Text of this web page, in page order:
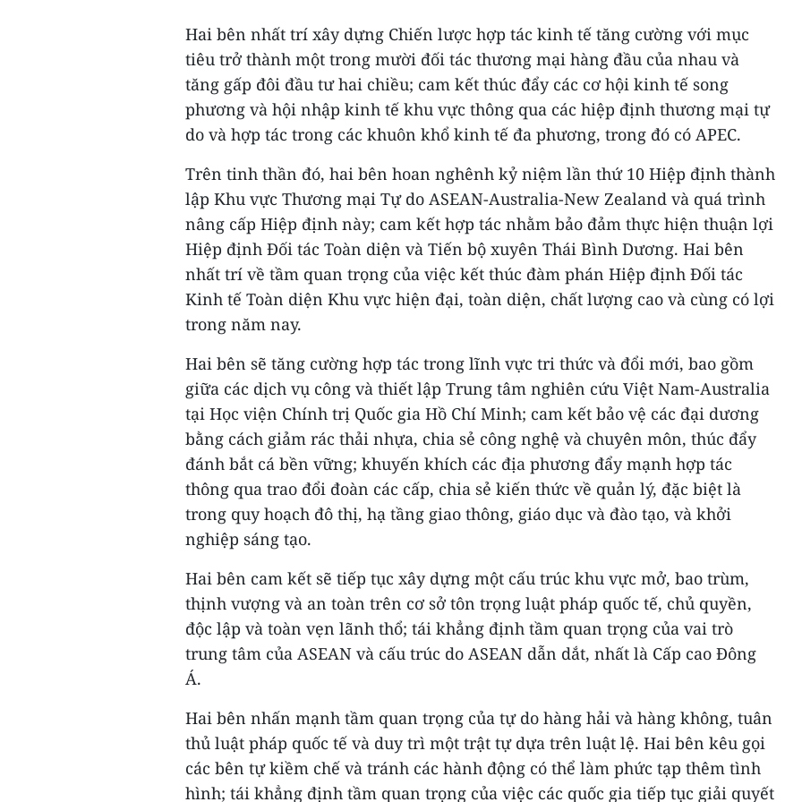
Hai bên nhất trí xây dựng Chiến lược hợp tác kinh tế tăng cường với mục
tiêu trở thành một trong mười đối tác thương mại hàng đầu của nhau và
tăng gấp đôi đầu tư hai chiều; cam kết thúc đẩy các cơ hội kinh tế song
phương và hội nhập kinh tế khu vực thông qua các hiệp định thương mại tự
do và hợp tác trong các khuôn khổ kinh tế đa phương, trong đó có APEC.
Trên tinh thần đó, hai bên hoan nghênh kỷ niệm lần thứ 10 Hiệp định thành
lập Khu vực Thương mại Tự do ASEAN-Australia-New Zealand và quá trình
nâng cấp Hiệp định này; cam kết hợp tác nhằm bảo đảm thực hiện thuận lợi
Hiệp định Đối tác Toàn diện và Tiến bộ xuyên Thái Bình Dương. Hai bên
nhất trí về tầm quan trọng của việc kết thúc đàm phán Hiệp định Đối tác
Kinh tế Toàn diện Khu vực hiện đại, toàn diện, chất lượng cao và cùng có lợi
trong năm nay.
Hai bên sẽ tăng cường hợp tác trong lĩnh vực tri thức và đổi mới, bao gồm
giữa các dịch vụ công và thiết lập Trung tâm nghiên cứu Việt Nam-Australia
tại Học viện Chính trị Quốc gia Hồ Chí Minh; cam kết bảo vệ các đại dương
bằng cách giảm rác thải nhựa, chia sẻ công nghệ và chuyên môn, thúc đẩy
đánh bắt cá bền vững; khuyến khích các địa phương đẩy mạnh hợp tác
thông qua trao đổi đoàn các cấp, chia sẻ kiến thức về quản lý, đặc biệt là
trong quy hoạch đô thị, hạ tầng giao thông, giáo dục và đào tạo, và khởi
nghiệp sáng tạo.
Hai bên cam kết sẽ tiếp tục xây dựng một cấu trúc khu vực mở, bao trùm,
thịnh vượng và an toàn trên cơ sở tôn trọng luật pháp quốc tế, chủ quyền,
độc lập và toàn vẹn lãnh thổ; tái khẳng định tầm quan trọng của vai trò
trung tâm của ASEAN và cấu trúc do ASEAN dẫn dắt, nhất là Cấp cao Đông
Á.
Hai bên nhấn mạnh tầm quan trọng của tự do hàng hải và hàng không, tuân
thủ luật pháp quốc tế và duy trì một trật tự dựa trên luật lệ. Hai bên kêu gọi
các bên tự kiềm chế và tránh các hành động có thể làm phức tạp thêm tình
hình; tái khẳng định tầm quan trọng của việc các quốc gia tiếp tục giải quyết